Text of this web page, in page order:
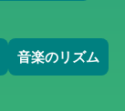
音楽のリズム